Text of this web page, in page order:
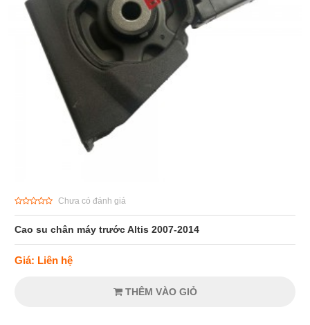
Chưa có đánh giá
Cao su chân máy trước Altis 2007-2014
Giá: Liên hệ
THÊM VÀO GIỎ